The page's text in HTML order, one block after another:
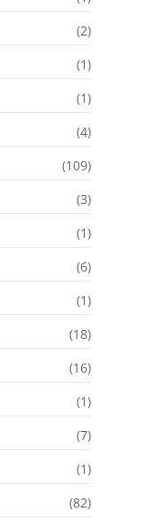
(2)
(1)
(1)
(4)
(109)
(3)
(1)
(6)
(1)
(18)
(16)
(1)
(7)
(1)
(82)